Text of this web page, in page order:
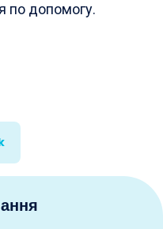
по допомогу.